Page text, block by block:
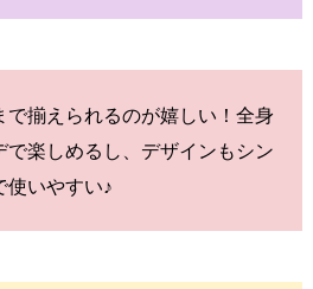
で揃えられるのが嬉しい！全身
で楽しめるし、デザインもシン
使いやすい♪